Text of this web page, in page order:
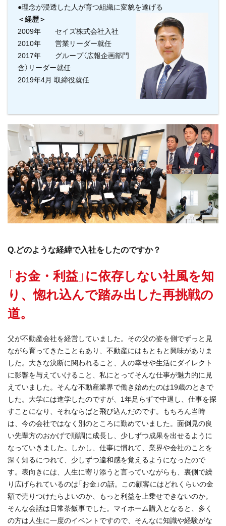
●理念が浸透した人が育つ組織に変貌を遂げる
＜経歴＞
2009年 セイズ株式会社入社
2010年 営業リーダー就任
2017年 グループ（広報企画部門
含）リーダー就任
2019年4月 取締役就任
Q.どのような経緯で入社をしたのですか？
「お金・利益」に依存しない社風を知
り、惚れ込んで踏み出した再挑戦の
道。
父が不動産会社を経営していました。その父の姿を側でずっと見
ながら育ってきたこともあり、不動産にはもともと興味がありま
した。大きな決断に関われること、人の幸せや生活にダイレクト
に影響を与えていけること、私にとってそんな仕事が魅力的に見
えていました。そんな不動産業界で働き始めたのは19歳のときで
した。大学には進学したのですが、1年足らずで中退し、仕事を探
すことになり、それならばと飛び込んだのです。もちろん当時
は、今の会社ではなく別のところに勤めていました。面倒見の良
い先輩方のおかげで順調に成長し、少しずつ成果を出せるように
なっていきました。しかし、仕事に慣れて、業界や会社のことを
深く知るにつれて、少しずつ違和感を覚えるようになったので
す。表向きには、人生に寄り添うと言っていながらも、裏側で繰
り広げられているのは「お金」の話。この顧客にはどれくらいの金
額で売りつけたらよいのか、もっと利益を上乗せできないのか。
そんな会話は日常茶飯事でした。マイホーム購入となると、多く
の方は人生に一度のイベントですので、そんなに知識や経験がな